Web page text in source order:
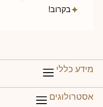
בקרוב!
מידע כללי
אסטרולוגים